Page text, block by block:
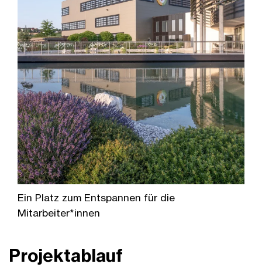
Ein Platz zum Entspannen für die
Mitarbeiter*innen
Projektablauf